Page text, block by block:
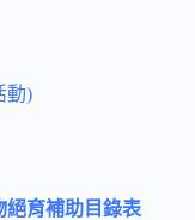
動)
育補助目錄表